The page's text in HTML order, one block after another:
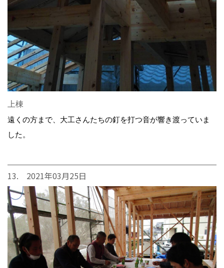
上棟
遠くの方まで、大工さんたちの釘を打つ音が響き渡っていま
した。
13. 2021年03月25日